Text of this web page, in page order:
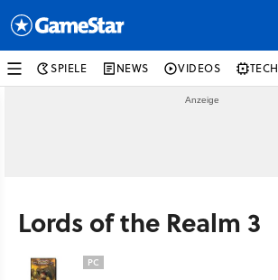
SPIELE NEWS VIDEOS TECH
Lords of the Realm 3
PC